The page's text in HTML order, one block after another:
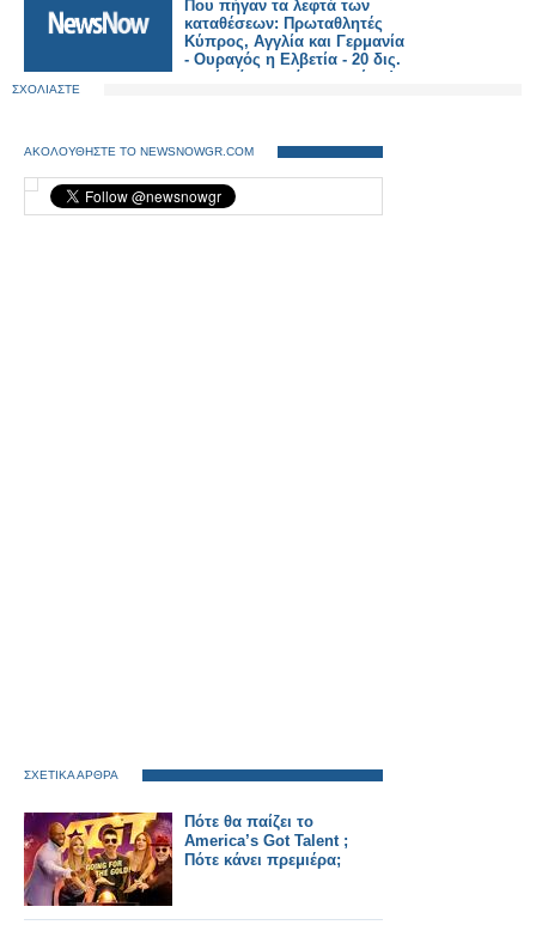
Που πήγαν τα λεφτά των
καταθέσεων: Πρωταθλητές
Κύπρος, Αγγλία και Γερμανία
- Ουραγός η Ελβετία - 20 δις.
ευρώ κάτω από το στρώμα!
ΣΧΟΛΙΑΣΤΕ
ΑΚΟΛΟΥΘΗΣΤΕ ΤΟ NEWSNOWGR.COM
ΣΧΕΤΙΚΑ ΑΡΘΡΑ
Πότε θα παίζει το
America’s Got Talent ;
Πότε κάνει πρεμιέρα;